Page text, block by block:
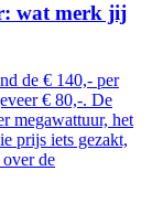
wat merk jij
de € 140,- per
€ 80,-. De
megawattuur, het
prijs iets gezakt,
de